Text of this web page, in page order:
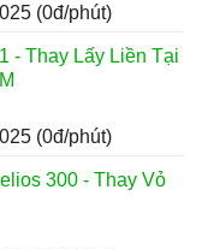
(0đ/phút)
- Thay Lấy Liền Tại
(0đ/phút)
300 - Thay Vỏ